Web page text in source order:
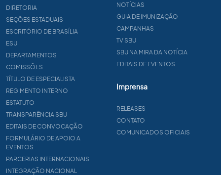
DIRETORIA
SEÇÕES ESTADUAIS
ESCRITÓRIO DE BRASÍLIA
ESU
DEPARTAMENTOS
COMISSÕES
TÍTULO DE ESPECIALISTA
REGIMENTO INTERNO
ESTATUTO
TRANSPARÊNCIA SBU
EDITAIS DE CONVOCAÇÃO
FORMULÁRIO DE APOIO A
EVENTOS
PARCERIAS INTERNACIONAIS
INTEGRAÇÃO NACIONAL
NOTÍCIAS
GUIA DE IMUNIZAÇÃO
CAMPANHAS
TV SBU
SBU NA MIRA DA NOTÍCIA
EDITAIS DE EVENTOS
Imprensa
RELEASES
CONTATO
COMUNICADOS OFICIAIS